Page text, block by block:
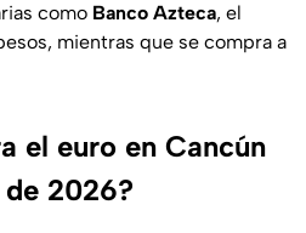
como Banco Azteca, el
mientras que se compra a
el euro en Cancún
de 2026?